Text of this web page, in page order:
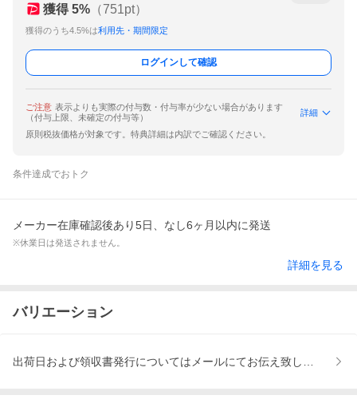
獲得 5% （751pt）
獲得のうち4.5%は利用先・期間限定
ログインして確認
ご注意 表示よりも実際の付与数・付与率が少ない場合があります
（付与上限、未確定の付与等）
詳細
原則税抜価格が対象です。特典詳細は内訳でご確認ください。
条件達成でおトク
メーカー在庫確認後あり5日、なし6ヶ月以内に発送
※休業日は発送されません。
詳細を見る
バリエーション
出荷日および領収書発行についてはメールにてお伝え致します、